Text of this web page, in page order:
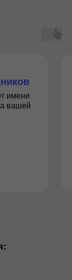
имени
вашей